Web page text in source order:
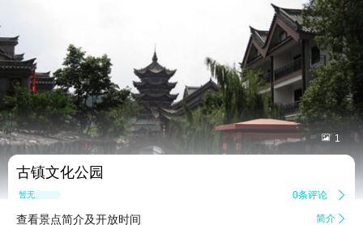
 1
古镇文化公园
暂无点评 0条评论 
查看景点简介及开放时间 简介 